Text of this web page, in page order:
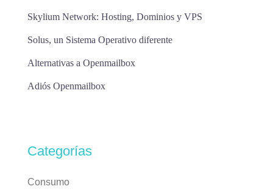
Skylium Network: Hosting, Dominios y VPS
Solus, un Sistema Operativo diferente
Alternativas a Openmailbox
Adiós Openmailbox
Categorías
Consumo